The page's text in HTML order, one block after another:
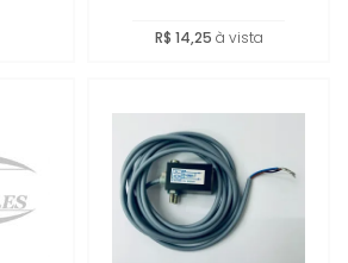
R$ 14,25 à vista